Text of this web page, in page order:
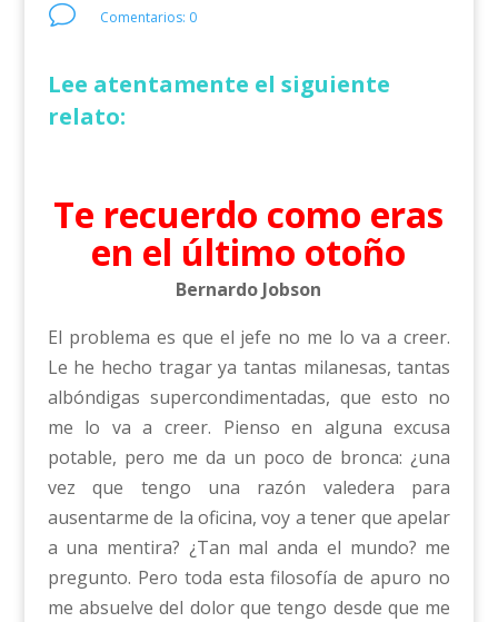
v Comentarios: 0
Lee atentamente el siguiente
relato:
Te recuerdo como eras
en el último otoño
Bernardo Jobson
El problema es que el jefe no me lo va a creer.
Le he hecho tragar ya tantas milanesas, tantas
albóndigas supercondimentadas, que esto no
me lo va a creer. Pienso en alguna excusa
potable, pero me da un poco de bronca: ¿una
vez que tengo una razón valedera para
ausentarme de la oficina, voy a tener que apelar
a una mentira? ¿Tan mal anda el mundo? me
pregunto. Pero toda esta filosofía de apuro no
me absuelve del dolor que tengo desde que me